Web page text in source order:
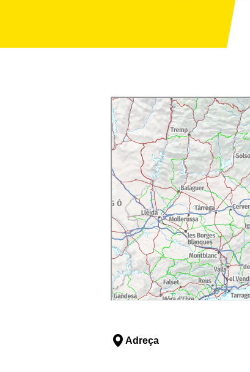
Adreça